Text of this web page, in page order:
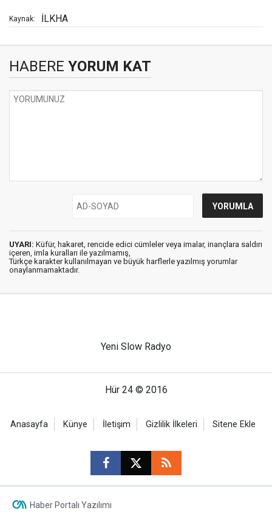
Kaynak: İLKHA
HABERE YORUM KAT
UYARI: Küfür, hakaret, rencide edici cümleler veya imalar, inançlara saldırı
içeren, imla kuralları ile yazılmamış,
Türkçe karakter kullanılmayan ve büyük harflerle yazılmış yorumlar
onaylanmamaktadır.
Yeni Slow Radyo
Hür 24 © 2016
Anasayfa Künye İletişim Gizlilik İlkeleri Sitene Ekle
Haber Portalı Yazılımı